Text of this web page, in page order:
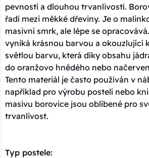
pevností a dlouhou trvanlivostí.
řadí mezi měkké dřeviny. Je o
masivní smrk, ale lépe se
vyniká krásnou barvou a okouzlující
světlou barvu, která díky obsahu
do oranžovo hnědého nebo
Tento materiál je často používán v
například pro výrobu postelí nebo
masivu borovice jsou oblíbené pro
trvanlivost.
Typ postele: